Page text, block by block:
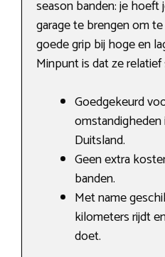
season banden: je hoeft
garage te brengen om
goede grip bij hoge en
Minpunt is dat ze
Goedgekeurd
Duitsland.
Geen extra
banden.
Met name
kilometers rijdt
doet.